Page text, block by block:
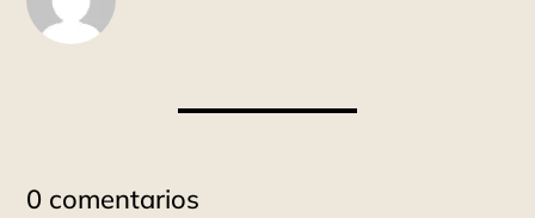
0 comentarios